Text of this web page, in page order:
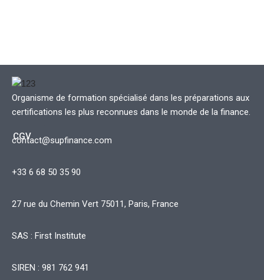
Organisme de formation spécialisé dans les préparations aux
certifications les plus reconnues dans le monde de la finance.
CGV
contact@supfinance.com
+33 6 68 50 35 90
27 rue du Chemin Vert 75011, Paris, France
SAS : First Institute
SIREN : 981 762 941